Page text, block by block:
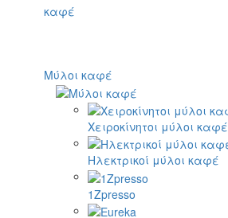
Μύλοι καφέ
Χειροκίνητοι μύλοι καφέ
Ηλεκτρικοί μύλοι καφέ
1Zpresso